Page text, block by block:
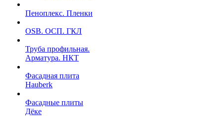
Пеноплекс. Пленки
OSB. ОСП. ГКЛ
Труба профильная.
Арматура. НКТ
Фасадная плита
Hauberk
Фасадные плиты
Дёке